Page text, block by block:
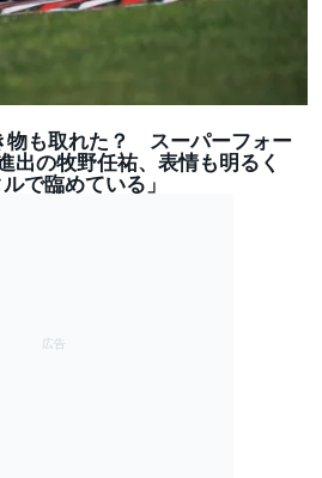
物も取れた？ スーパーフォー
出の牧野任祐、表情も明るく
で臨めている」